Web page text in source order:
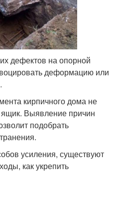
дефектов на опорной
деформацию или
кирпичного дома не
ящик. Выявление причин
подобрать
усиления, существуют
как укрепить